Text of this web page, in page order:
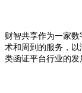
财智共享作为一家
术和周到的服务，
类函证平台行业的发